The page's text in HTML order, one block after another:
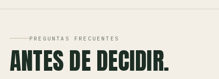
PREGUNTAS FRECUENTES
ANTES DE DECIDIR.